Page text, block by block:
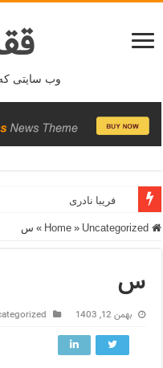
وب سایتی
فریبا نادری
فریدونشهر
» Uncategorized
» س
س
بهمن 12, 1403